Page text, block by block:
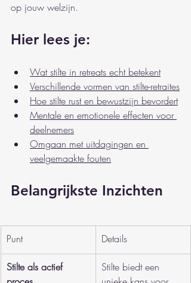
op jouw welzijn.
Hier lees je:
Wat stilte in retreats echt betekent
Verschillende vormen van stilte-retraites
Hoe stilte rust en bewustzijn bevordert
Mentale en emotionele effecten voor
deelnemers
Omgaan met uitdagingen en
veelgemaakte fouten
Belangrijkste Inzichten
Punt Details
Stilte als actief
Stilte biedt een